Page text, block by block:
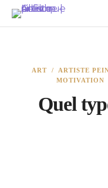
ART/ ARTISTE
MOTIVATION
Quel